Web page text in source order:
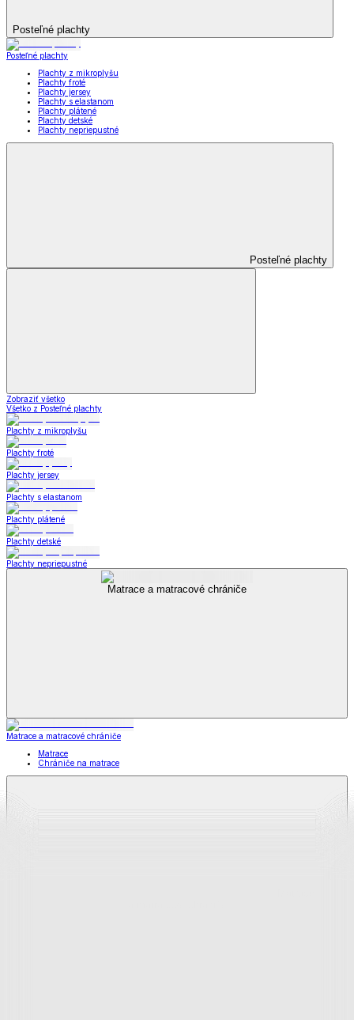
Posteľné plachty
Posteľné plachty
Plachty z mikroplyšu
Plachty froté
Plachty jersey
Plachty s elastanom
Plachty plátené
Plachty detské
Plachty nepriepustné
Posteľné plachty
Zobraziť všetko
Všetko z Posteľné plachty
Plachty z mikroplyšu
Plachty froté
Plachty jersey
Plachty s elastanom
Plachty plátené
Plachty detské
Plachty nepriepustné
Matrace a matracové chrániče
Matrace a matracové chrániče
Matrace
Chrániče na matrace